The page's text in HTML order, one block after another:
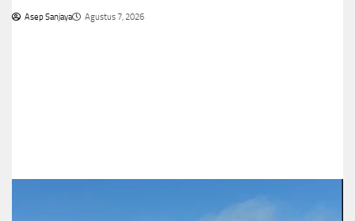
Asep Sanjaya Agustus 7, 2026